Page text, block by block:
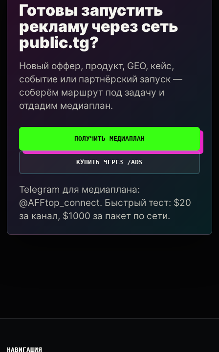
Готовы запустить
рекламу через сеть
public.tg?
Новый оффер, продукт, GEO, кейс,
событие или партнёрский запуск —
соберём маршрут под задачу и
отдадим медиаплан.
ПОЛУЧИТЬ МЕДИАПЛАН
КУПИТЬ ЧЕРЕЗ /ADS
Telegram для медиаплана:
@AFFtop_connect. Быстрый тест: $20
за канал, $1000 за пакет по сети.
НАВИГАЦИЯ